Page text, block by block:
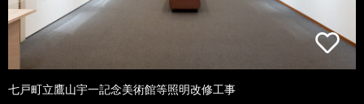
七戸町立鷹山宇一記念美術館等照明改修工事